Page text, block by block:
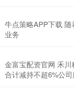
牛点策略APP下载
业务
金富宝配资官网 禾
合计减持不超6%公